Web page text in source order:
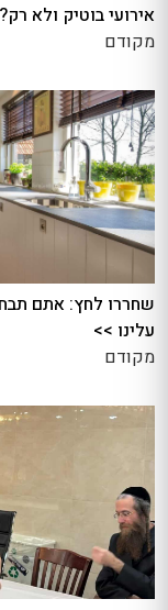
אירועי בוטיק ולא
מקודם
שחררו לחץ: אתם
עלינו >>
מקודם